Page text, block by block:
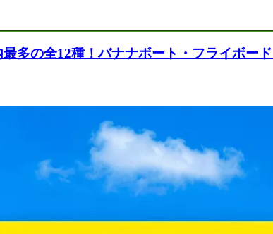
多の全12種！バナナボート・フライボー